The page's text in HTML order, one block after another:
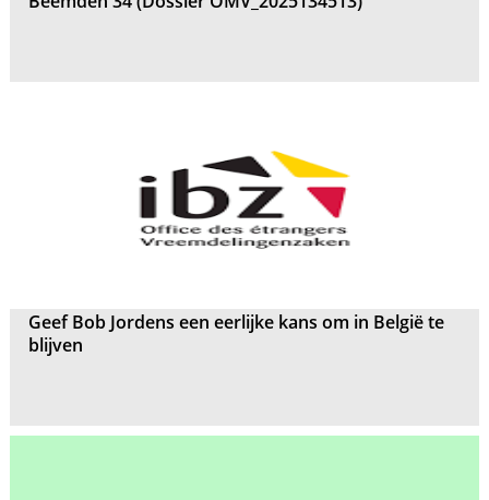
Geef Bob Jordens een eerlijke kans om in België te
blijven